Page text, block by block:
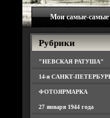
Мои самые-самые
Рубрики
"НЕВСКАЯ РАТУША"
14-я САНКТ-
ФОТОЯРМАРКА
27 января 1944 года